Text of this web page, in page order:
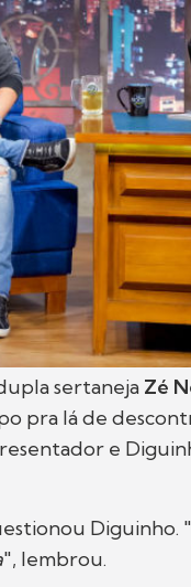
sertaneja Zé
pra lá de
e
Diguinho. "
", lembrou.